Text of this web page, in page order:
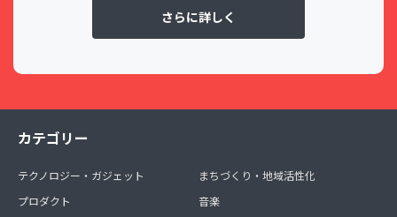
さらに詳しく
カテゴリー
テクノロジー・ガジェット
プロダクト
まちづくり・地域活性化
音楽